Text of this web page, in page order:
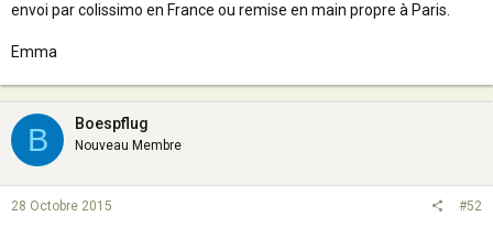
envoi par colissimo en France ou remise en main propre à Paris.
Emma
B Boespflug
Nouveau Membre
28 Octobre 2015 #52